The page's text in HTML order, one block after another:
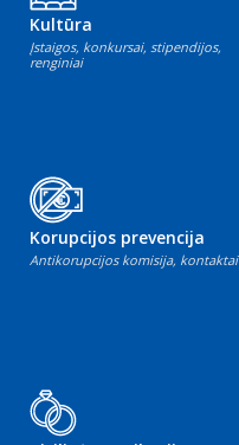
Kultūra
Įstaigos, konkursai, stipendijos,
renginiai
Korupcijos prevencija
Antikorupcijos komisija, kontaktai